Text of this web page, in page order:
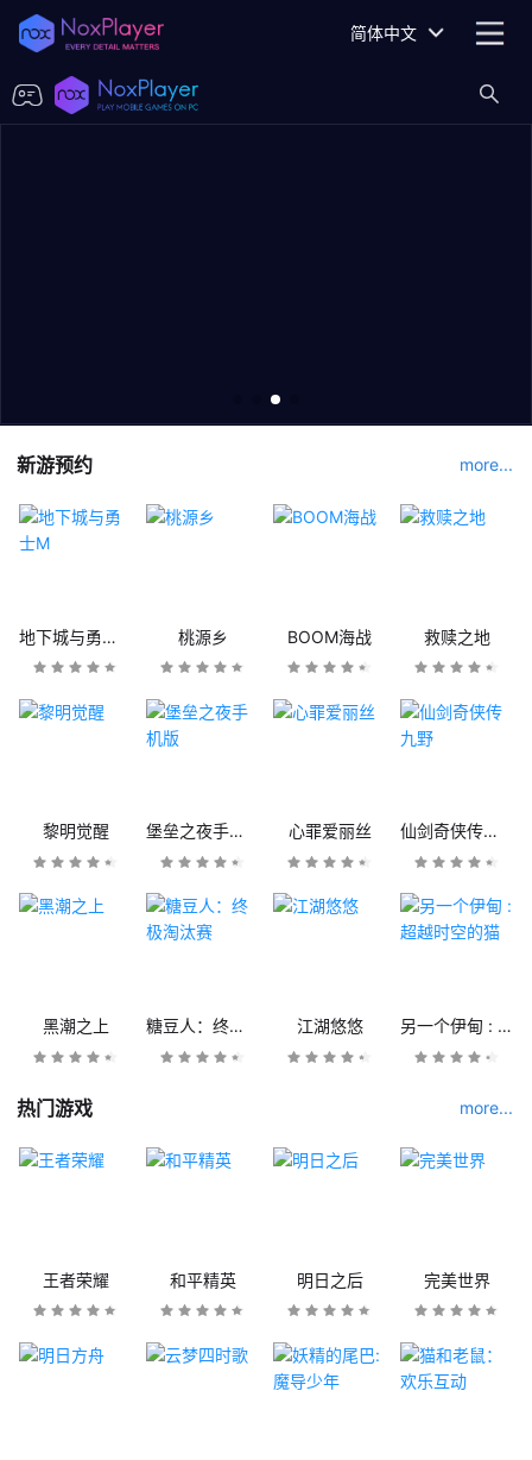
简体中文
新游预约 more...
地下城与勇士M 桃源乡 BOOM海战 救赎之地
黎明觉醒 堡垒之夜手机版 心罪爱丽丝 仙剑奇侠传九野
黑潮之上 糖豆人：终极淘汰赛 江湖悠悠 另一个伊甸 : 超越时空的猫
热门游戏 more...
王者荣耀 和平精英 明日之后 完美世界